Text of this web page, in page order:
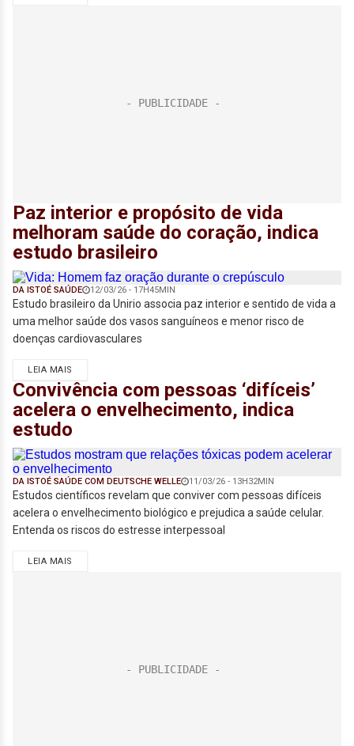
Paz interior e propósito de vida
melhoram saúde do coração, indica
estudo brasileiro
DA ISTOÉ SAÚDE 12/03/26 - 17H45MIN
Estudo brasileiro da Unirio associa paz interior e sentido de vida a
uma melhor saúde dos vasos sanguíneos e menor risco de
doenças cardiovasculares
LEIA MAIS
Convivência com pessoas ‘difíceis’
acelera o envelhecimento, indica
estudo
DA ISTOÉ SAÚDE COM DEUTSCHE WELLE 11/03/26 - 13H32MIN
Estudos científicos revelam que conviver com pessoas difíceis
acelera o envelhecimento biológico e prejudica a saúde celular.
Entenda os riscos do estresse interpessoal
LEIA MAIS